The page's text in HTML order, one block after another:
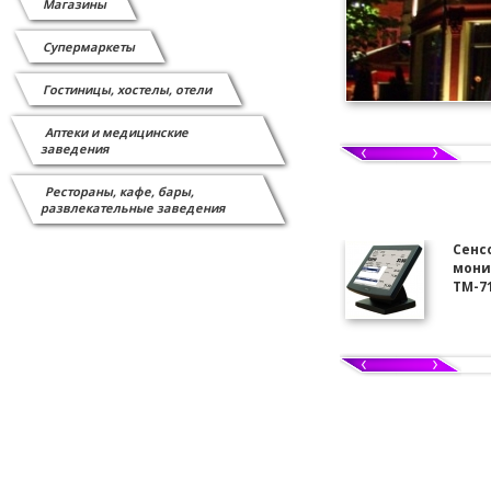
Магазины
Супермаркеты
Гостиницы, хостелы, отели
Аптеки и медицинские
заведения
Рестораны, кафе, бары,
развлекательные заведения
TM-
Сканеры штрих-кода
СИСТЕМЫ ВЫЗОВА ОФИЦИАНТА
Системы защиты от краж
Витратні матеріали
Відеоспостереження